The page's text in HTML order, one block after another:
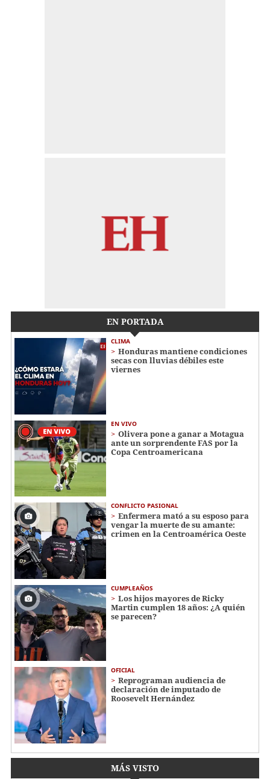
EN PORTADA
CLIMA
Honduras mantiene condiciones
secas con lluvias débiles este
viernes
EN VIVO
Olivera pone a ganar a Motagua
ante un sorprendente FAS por la
Copa Centroamericana
CONFLICTO PASIONAL
Enfermera mató a su esposo para
vengar la muerte de su amante:
crimen en la Centroamérica Oeste
CUMPLEAÑOS
Los hijos mayores de Ricky
Martin cumplen 18 años: ¿A quién
se parecen?
OFICIAL
Reprograman audiencia de
declaración de imputado de
Roosevelt Hernández
MÁS VISTO